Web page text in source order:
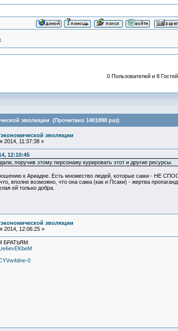
0 Пользователей и 8
эволюции (Прочитано 1401898 раз)
эволюции
2014, 11:37:38 »
12:10:45
поручив этому персонажу курировать этот и другие ресурсы.
к Ариадне. Есть множество людей, которые сами - НЕ
вполне возможно, что она сама (как и Псаки) - жертва
ей только добра.
эволюции
2014, 12:06:25 »
0